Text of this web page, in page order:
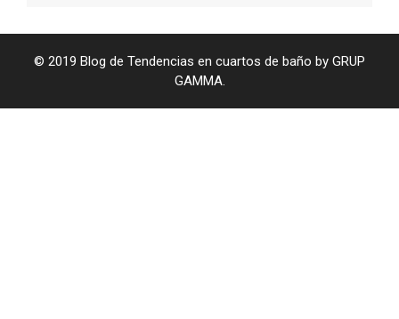
© 2019 Blog de Tendencias en cuartos de baño by GRUP
GAMMA.